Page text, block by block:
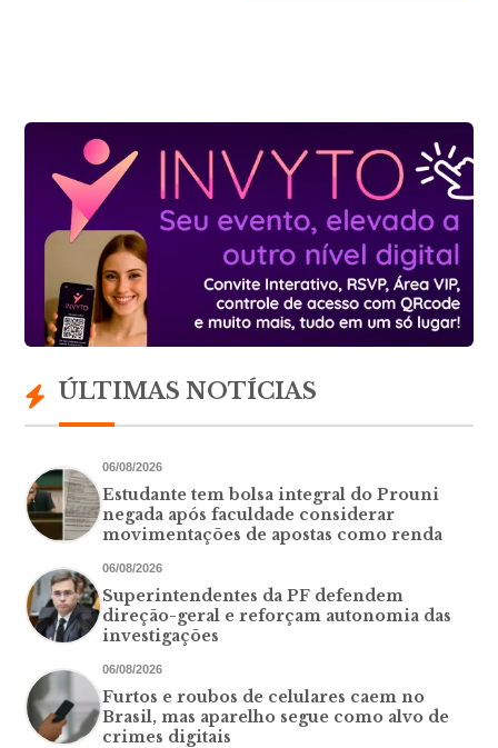
ÚLTIMAS NOTÍCIAS
06/08/2026
Estudante tem bolsa integral do Prouni
negada após faculdade considerar
movimentações de apostas como renda
06/08/2026
Superintendentes da PF defendem
direção-geral e reforçam autonomia das
investigações
06/08/2026
Furtos e roubos de celulares caem no
Brasil, mas aparelho segue como alvo de
crimes digitais